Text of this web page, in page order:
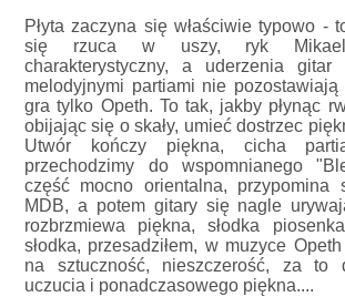
Płyta zaczyna się właściwie typowo -
się rzuca w uszy, ryk
charakterystyczny, a uderzenia
melodyjnymi partiami nie
gra tylko Opeth. To tak, jakby płynąc
obijając się o skały, umieć dostrzec
Utwór kończy piękna, cicha
przechodzimy do wspomnianego
część mocno orientalna, przypomina
MDB, a potem gitary się nagle
rozbrzmiewa piękna, słodka
słodka, przesadziłem, w muzyce
na sztuczność, nieszczerość, za to
uczucia i ponadczasowego piękna....